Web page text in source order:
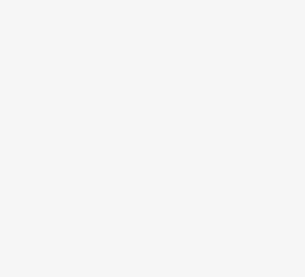
elérhetőségek